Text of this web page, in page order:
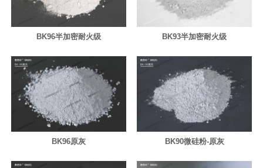
BK96半加密耐火级 BK93半加密耐火级
BK96原灰 BK90微硅粉-原灰